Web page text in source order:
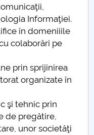
Informaţiei.
în domeniiile
colaborări pe
prin sprijinirea
organizate în
şi tehnic prin
de pregătire,
unor societăţi